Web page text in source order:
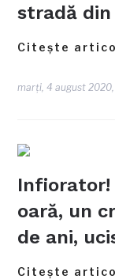
stradă
Citește
marți, 4 august
Infiorator!
oară, un
de ani,
Citește